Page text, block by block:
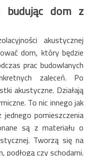
dom z
akustycznej
dom, który będzie
prac budowlanych
zaleceń. Po
akustyczne. Działają
To nic innego jak
pomieszczenia
są z materiału o
Tworzą się na
podłogą czy schodami.